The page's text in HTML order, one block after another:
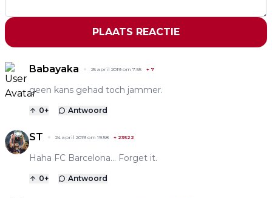
PLAATS REACTIE
Babayaka 25 april 2019 om 7:55 + 7
geen kans gehad toch jammer.
0+ Antwoord
ST 24 april 2019 om 19:58 + 23522
Haha FC Barcelona... Forget it.
0+ Antwoord